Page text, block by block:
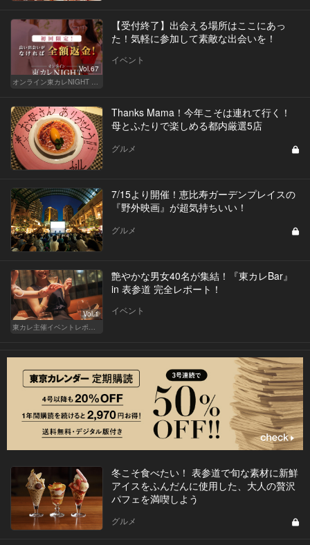
Vol.67
オンライン東カレNIGHT イベント募集
【受付終了】出会える場所はここにあっ
た！気軽に参加して素敵な出会いを！
イベント
Thanks Mama！今年こそは連れて行く！
母とふたりで楽しめる都内厳選5店
グルメ
7/15より開催！恵比寿ガーデンプレイスの
『野外映画』が超気持ちいい！
グルメ
Vol.1
東カレ主催イベントレポート
艶やかな男女40名が集結！『東カレBar』
in 表参道 完全レポート！
イベント
冬こそ食べたい！ 表参道で旬な素材に新鮮
アイスをふんだんに使用した、大人の贅沢
パフェを満喫しよう
グルメ